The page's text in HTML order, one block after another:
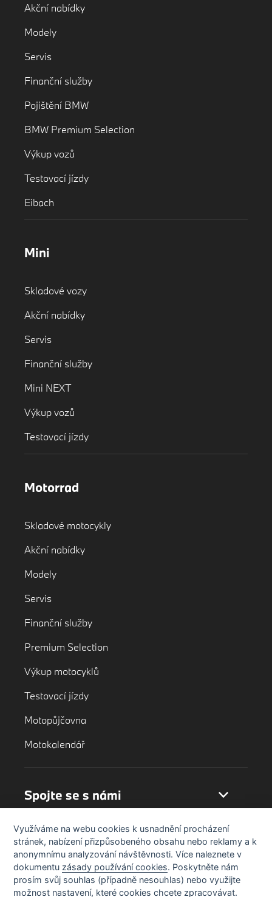
Akční nabídky
Modely
Servis
Finanční služby
Pojištění BMW
BMW Premium Selection
Výkup vozů
Testovací jízdy
Eibach
Mini
Skladové vozy
Akční nabídky
Servis
Finanční služby
Mini NEXT
Výkup vozů
Testovací jízdy
Motorrad
Skladové motocykly
Akční nabídky
Modely
Servis
Finanční služby
Premium Selection
Výkup motocyklů
Testovací jízdy
Motopůjčovna
Motokalendář
Spojte se s námi
Využíváme na webu cookies k usnadnění procházení
stránek, nabízení přizpůsobeného obsahu nebo reklamy a k
anonymnímu analyzování návštěvnosti. Více naleznete v
dokumentu zásady používání cookies. Poskytněte nám
prosím svůj souhlas (případně nesouhlas) nebo využijte
možnost nastavení, které cookies chcete zpracovávat.